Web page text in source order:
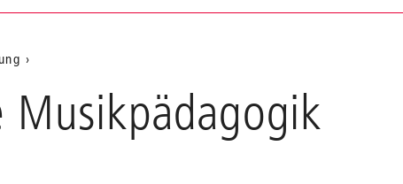
Musikpädagogik